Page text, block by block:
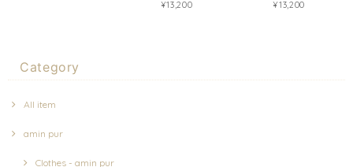
¥13,200
¥13,200
Category
All item
amin pur
Clothes - amin pur